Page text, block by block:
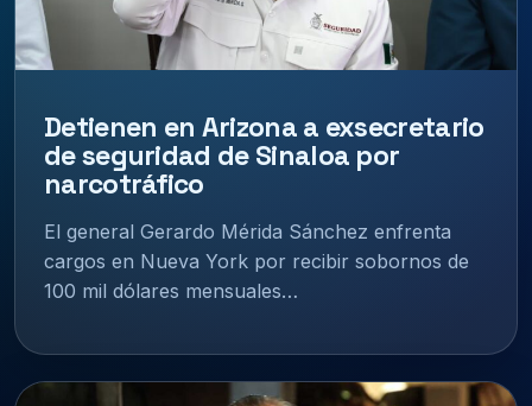
Detienen en Arizona a exsecretario
de seguridad de Sinaloa por
narcotráfico
El general Gerardo Mérida Sánchez enfrenta
cargos en Nueva York por recibir sobornos de
100 mil dólares mensuales…